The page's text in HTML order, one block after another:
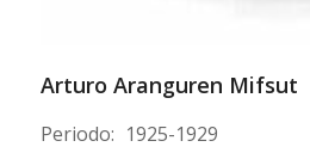
Arturo Aranguren Mifsut
Periodo: 1925-1929